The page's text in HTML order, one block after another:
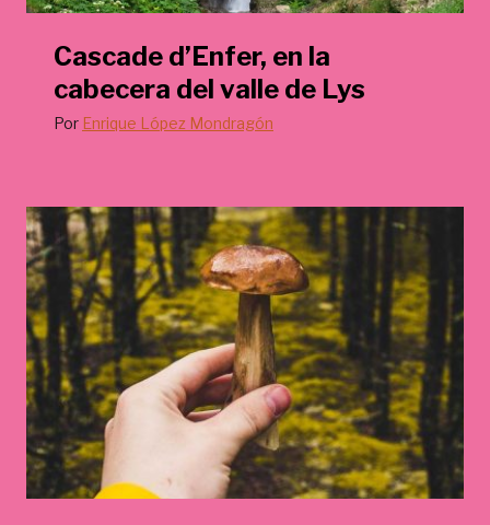
Cascade d’Enfer, en la
cabecera del valle de Lys
Por Enrique López Mondragón